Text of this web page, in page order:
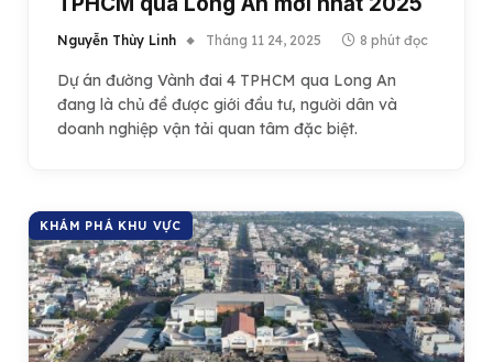
Nguyễn Thùy Linh Tháng 11 24, 2025 8 phút đọc
Dự án đường Vành đai 4 TPHCM qua Long An
đang là chủ đề được giới đầu tư, người dân và
doanh nghiệp vận tải quan tâm đặc biệt.
KHÁM PHÁ KHU VỰC